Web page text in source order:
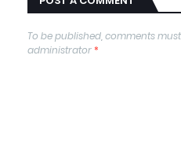
To be published, comments
administrator*